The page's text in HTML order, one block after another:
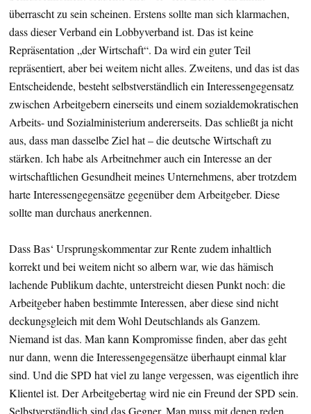
überrascht zu sein scheinen. Erstens sollte man sich klarmachen,
dass dieser Verband ein Lobbyverband ist. Das ist keine
Repräsentation „der Wirtschaft“. Da wird ein guter Teil
repräsentiert, aber bei weitem nicht alles. Zweitens, und das ist das
Entscheidende, besteht selbstverständlich ein Interessengegensatz
zwischen Arbeitgebern einerseits und einem sozialdemokratischen
Arbeits- und Sozialministerium andererseits. Das schließt ja nicht
aus, dass man dasselbe Ziel hat – die deutsche Wirtschaft zu
stärken. Ich habe als Arbeitnehmer auch ein Interesse an der
wirtschaftlichen Gesundheit meines Unternehmens, aber trotzdem
harte Interessengegensätze gegenüber dem Arbeitgeber. Diese
sollte man durchaus anerkennen.
Dass Bas‘ Ursprungskommentar zur Rente zudem inhaltlich
korrekt und bei weitem nicht so albern war, wie das hämisch
lachende Publikum dachte, unterstreicht diesen Punkt noch: die
Arbeitgeber haben bestimmte Interessen, aber diese sind nicht
deckungsgleich mit dem Wohl Deutschlands als Ganzem.
Niemand ist das. Man kann Kompromisse finden, aber das geht
nur dann, wenn die Interessengegensätze überhaupt einmal klar
sind. Und die SPD hat viel zu lange vergessen, was eigentlich ihre
Klientel ist. Der Arbeitgebertag wird nie ein Freund der SPD sein.
Selbstverständlich sind das Gegner. Man muss mit denen reden